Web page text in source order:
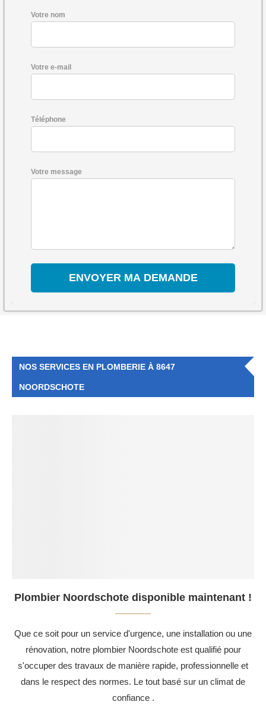
Votre nom
Votre e-mail
Téléphone
Votre message
NOS SERVICES EN PLOMBERIE À 8647
NOORDSCHOTE
Plombier Noordschote disponible maintenant !
Que ce soit pour un service d'urgence, une installation ou une
rénovation, notre plombier Noordschote est qualifié pour
s'occuper des travaux de manière rapide, professionnelle et
dans le respect des normes. Le tout basé sur un climat de
confiance .